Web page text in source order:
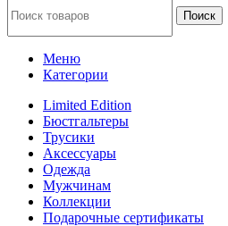
Поиск
Меню
Категории
Limited Edition
Бюстгальтеры
Трусики
Аксессуары
Одежда
Мужчинам
Коллекции
Подарочные сертификаты